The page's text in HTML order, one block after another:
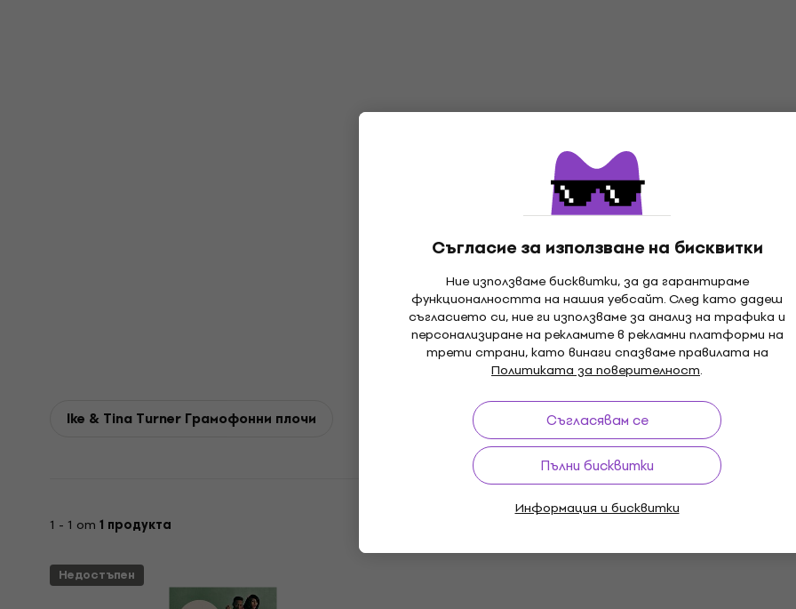
Съгласие за използване на бисквитки
Ние използваме бисквитки, за да гарантираме
функционалността на нашия уебсайт. След като дадеш
съгласието си, ние ги използваме за анализ на трафика и
персонализиране на рекламите в рекламни платформи на
трети страни, като винаги спазваме правилата на
Политиката за поверителност.
Съгласявам се
Пълни бисквитки
Информация и бисквитки
Ike & Tina Turner Грамофонни плочи
1 - 1 от 1 продукта
Недостъпен